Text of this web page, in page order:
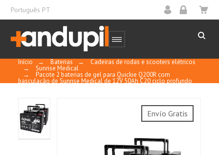
Português PT
Início → Baterias → Cadeiras de rodas e scooters elétricos
→ Sunrise Medical
→ Pacote 2 baterias de gel para Quickie Q200R com
basculação de Sunrise Medical de 12V 50Ah C20 ciclo profundo
Envío Gratis
Sem necessidade de manutenção, sem
Selado e regulado por válvula.
À prova de derrames e de fugas.